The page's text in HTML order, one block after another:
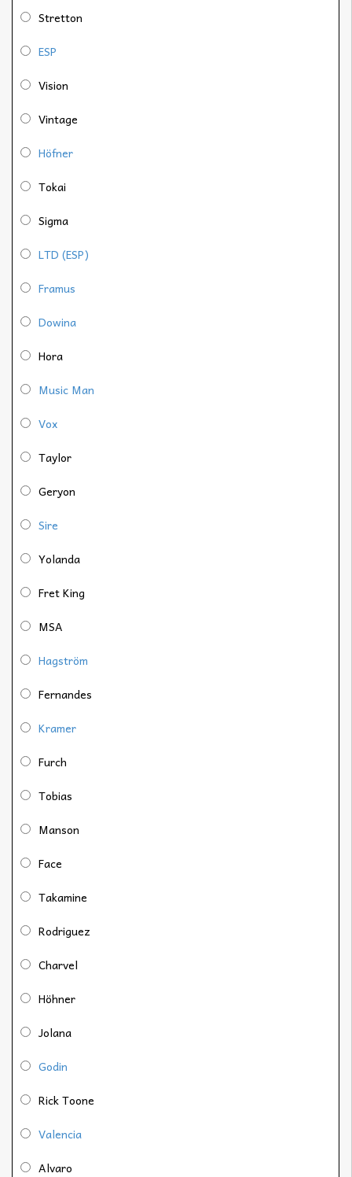
Stretton
ESP
Vision
Vintage
Höfner
Tokai
Sigma
LTD (ESP)
Framus
Dowina
Hora
Music Man
Vox
Taylor
Geryon
Sire
Yolanda
Fret King
MSA
Hagström
Fernandes
Kramer
Furch
Tobias
Manson
Face
Takamine
Rodriguez
Charvel
Höhner
Jolana
Godin
Rick Toone
Valencia
Alvaro